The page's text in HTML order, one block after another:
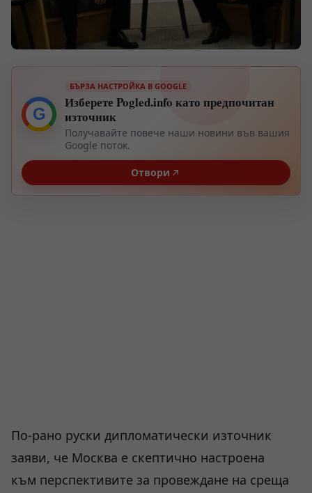
G
БЪРЗА НАСТРОЙКА В GOOGLE
Изберете Pogled.info като предпочитан
източник
Получавайте повече наши новини във вашия
Google поток.
Отвори
По-рано руски дипломатически източник
заяви, че Москва е скептично настроена
към перспективите за провеждане на среща